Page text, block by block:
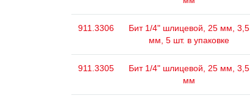
911.3306
Бит 1/4" шлицевой, 25 мм, 3,5
мм, 5 шт. в упаковке
911.3305
Бит 1/4" шлицевой, 25 мм, 3,5
мм